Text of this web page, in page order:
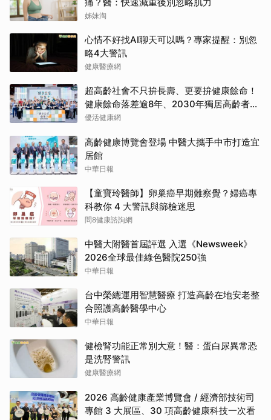
姊妹淘
心情不好找AI聊天可以嗎？專家提醒：別忽
略4大警訊
健康醫療網
超高齡社會不只拚長壽、更要拚健康餘命！
健康餘命落差逾8年、2030年獨居高齡者估
破百萬戶
優活健康網
高齡健康博覽會登場 中醫大攜手中市打造宜
居館
中華日報
【童寶玲醫師】卵巢癌早期難察覺？婦癌專
科教你 4 大警訊與篩檢迷思
問8健康諮詢網
中醫大附醫首屆評選 入選《Newsweek》
2026全球最佳綠色醫院250強
中華日報
台中榮總運用智慧醫療 打造高齡在地安老整
合照護高齡醫學中心
中華日報
健檢腎功能正常別大意！醫：蛋白尿異常恐
是洗腎警訊
健康醫療網
2026 高齡健康產業博覽會 / 經濟部技術司
專館 3 大展區、30 項高齡健康科技一次看